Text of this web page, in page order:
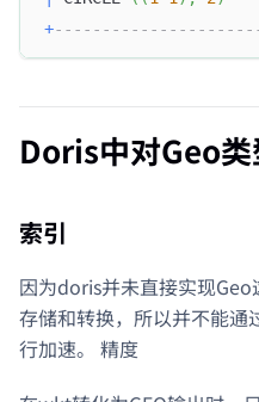
+
Doris中对Geo
索引
因为doris并未直接实现
存储和转换，所以并不能通
行加速。 精度